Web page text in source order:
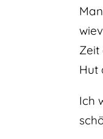
Zeit
Hut
Ich